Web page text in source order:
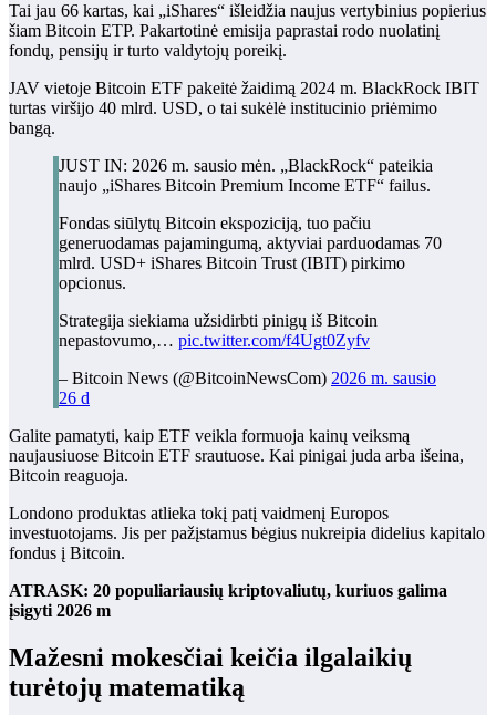
Tai jau 66 kartas, kai „iShares“ išleidžia naujus vertybinius popierius
šiam Bitcoin ETP. Pakartotinė emisija paprastai rodo nuolatinį
fondų, pensijų ir turto valdytojų poreikį.
JAV vietoje Bitcoin ETF pakeitė žaidimą 2024 m. BlackRock IBIT
turtas viršijo 40 mlrd. USD, o tai sukėlė institucinio priėmimo
bangą.
JUST IN: 2026 m. sausio mėn. „BlackRock“ pateikia
naujo „iShares Bitcoin Premium Income ETF“ failus.
Fondas siūlytų Bitcoin ekspoziciją, tuo pačiu
generuodamas pajamingumą, aktyviai parduodamas 70
mlrd. USD+ iShares Bitcoin Trust (IBIT) pirkimo
opcionus.
Strategija siekiama užsidirbti pinigų iš Bitcoin
nepastovumo,… pic.twitter.com/f4Ugt0Zyfv
– Bitcoin News (@BitcoinNewsCom) 2026 m. sausio
26 d
Galite pamatyti, kaip ETF veikla formuoja kainų veiksmą
naujausiuose Bitcoin ETF srautuose. Kai pinigai juda arba išeina,
Bitcoin reaguoja.
Londono produktas atlieka tokį patį vaidmenį Europos
investuotojams. Jis per pažįstamus bėgius nukreipia didelius kapitalo
fondus į Bitcoin.
ATRASK: 20 populiariausių kriptovaliutų, kuriuos galima
įsigyti 2026 m
Mažesni mokesčiai keičia ilgalaikių
turėtojų matematiką